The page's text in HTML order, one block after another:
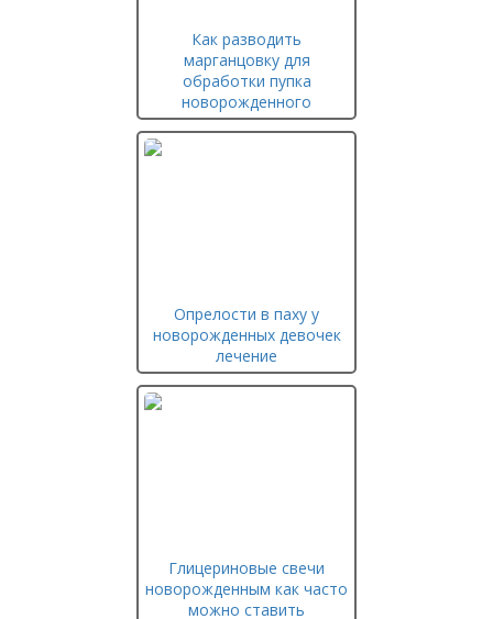
Как разводить
марганцовку для
обработки пупка
новорожденного
Опрелости в паху у
новорожденных девочек
лечение
Глицериновые свечи
новорожденным как часто
можно ставить